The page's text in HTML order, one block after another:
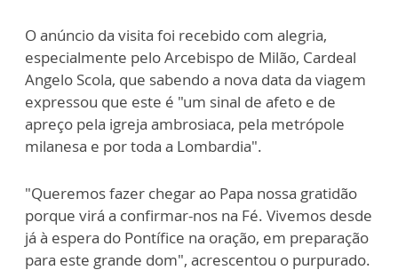
O anúncio da visita foi recebido com alegria,
especialmente pelo Arcebispo de Milão, Cardeal
Angelo Scola, que sabendo a nova data da viagem
expressou que este é "um sinal de afeto e de
apreço pela igreja ambrosiaca, pela metrópole
milanesa e por toda a Lombardia".
"Queremos fazer chegar ao Papa nossa gratidão
porque virá a confirmar-nos na Fé. Vivemos desde
já à espera do Pontífice na oração, em preparação
para este grande dom", acrescentou o purpurado.